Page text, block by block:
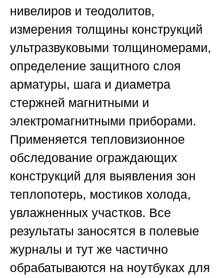
нивелиров и теодолитов,
измерения толщины конструкций
ультразвуковыми толщиномерами,
определение защитного слоя
арматуры, шага и диаметра
стержней магнитными и
электромагнитными приборами.
Применяется тепловизионное
обследование ограждающих
конструкций для выявления зон
теплопотерь, мостиков холода,
увлажненных участков. Все
результаты заносятся в полевые
журналы и тут же частично
обрабатываются на ноутбуках для